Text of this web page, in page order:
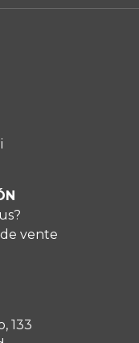
vente
133